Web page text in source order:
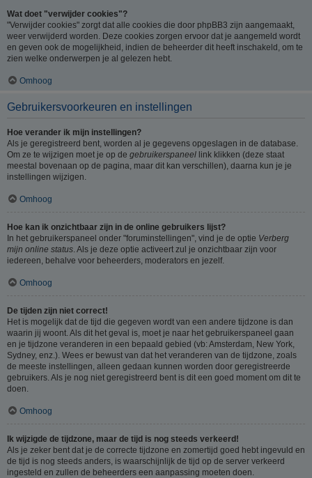
Wat doet "verwijder cookies"?
"Verwijder cookies" zorgt dat alle cookies die door phpBB3 zijn aangemaakt,
weer verwijderd worden. Deze cookies zorgen ervoor dat je aangemeld wordt
en geven ook de mogelijkheid, indien de beheerder dit heeft inschakeld, om te
zien welke onderwerpen je al gelezen hebt.
Omhoog
Gebruikersvoorkeuren en instellingen
Hoe verander ik mijn instellingen?
Als je geregistreerd bent, worden al je gegevens opgeslagen in de database.
Om ze te wijzigen moet je op de gebruikerspaneel link klikken (deze staat
meestal bovenaan op de pagina, maar dit kan verschillen), daarna kun je je
instellingen wijzigen.
Omhoog
Hoe kan ik onzichtbaar zijn in de online gebruikers lijst?
In het gebruikerspaneel onder "foruminstellingen", vind je de optie Verberg
mijn online status . Als je deze optie activeert zul je onzichtbaar zijn voor
iedereen, behalve voor beheerders, moderators en jezelf.
Omhoog
De tijden zijn niet correct!
Het is mogelijk dat de tijd die gegeven wordt van een andere tijdzone is dan
waarin jij woont. Als dit het geval is, moet je naar het gebruikerspaneel gaan
en je tijdzone veranderen in een bepaald gebied (vb: Amsterdam, New York,
Sydney, enz.). Wees er bewust van dat het veranderen van de tijdzone, zoals
de meeste instellingen, alleen gedaan kunnen worden door geregistreerde
gebruikers. Als je nog niet geregistreerd bent is dit een goed moment om dit te
doen.
Omhoog
Ik wijzigde de tijdzone, maar de tijd is nog steeds verkeerd!
Als je zeker bent dat je de correcte tijdzone en zomertijd goed hebt ingevuld en
de tijd is nog steeds anders, is waarschijnlijk de tijd op de server verkeerd
ingesteld en zullen de beheerders een aanpassing moeten doen.